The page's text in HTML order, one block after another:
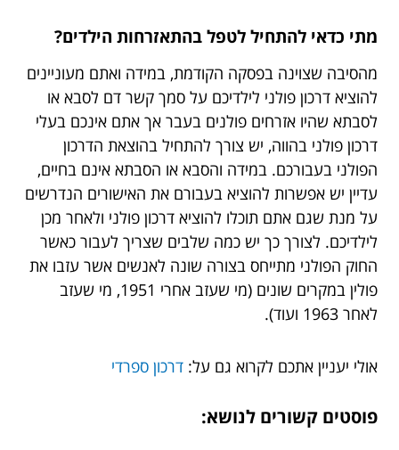
מתי כדאי להתחיל לטפל בהתאזרחות הילדים?
מהסיבה שצוינה בפסקה הקודמת, במידה ואתם מעוניינים
להוציא דרכון פולני לילדיכם על סמך קשר דם לסבא או
לסבתא שהיו אזרחים פולנים בעבר אך אתם אינכם בעלי
דרכון פולני בהווה, יש צורך להתחיל בהוצאת הדרכון
הפולני בעבורכם. במידה והסבא או הסבתא אינם בחיים,
עדיין יש אפשרות להוציא בעבורם את האישורים הנדרשים
על מנת שגם אתם תוכלו להוציא דרכון פולני ולאחר מכן
לילדיכם. לצורך כך יש כמה שלבים שצריך לעבור כאשר
החוק הפולני מתייחס בצורה שונה לאנשים אשר עזבו את
פולין במקרים שונים (מי שעזב אחרי 1951, מי שעזב
לאחר 1963 ועוד).
אולי יעניין אתכם לקרוא גם על: דרכון ספרדי
פוסטים קשורים לנושא: